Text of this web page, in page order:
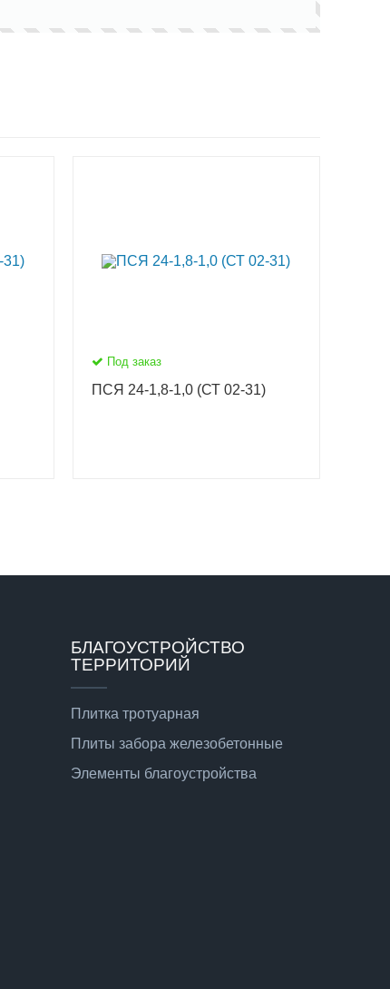
Под заказ
ПСЯ 24-1,8-1,0 (СТ 02-31)
БЛАГОУСТРОЙСТВО
ТЕРРИТОРИЙ
Плитка тротуарная
Плиты забора железобетонные
Элементы благоустройства